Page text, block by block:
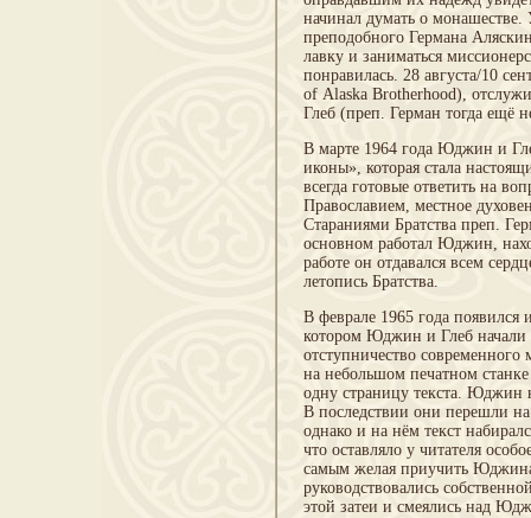
начинал думать о монашестве.
преподобного Германа
лавку и заниматься
понравилась. 28 августа/10
of Alaska Brotherhood),
Глеб (преп. Герман тогда ещё
В марте 1964 года Юджин и
иконы», которая стала
всегда готовые ответить на
Православием, местное
Стараниями Братства преп.
основном работал Юджин,
работе он отдавался всем
летопись Братства.
В феврале 1965 года
котором Юджин и Глеб начали
отступничество
на небольшом печатном
одну страницу текста. Юджин
В последствии они перешли
однако и на нём текст
что оставляло у читателя
самым желая приучить Юджина
руководствовались
этой затеи и смеялись над